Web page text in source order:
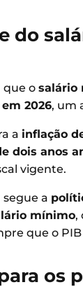
do
que o salário
em 2026, um
a inflação
dois anos
vigente.
a
mínimo,
que o PIB
os